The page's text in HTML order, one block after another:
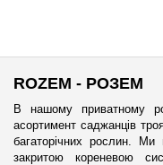
ROZEM - РОЗЕМ
В нашому приватному
асортимент саджанців
багаторічних рослин. Ми
закритою кореневою